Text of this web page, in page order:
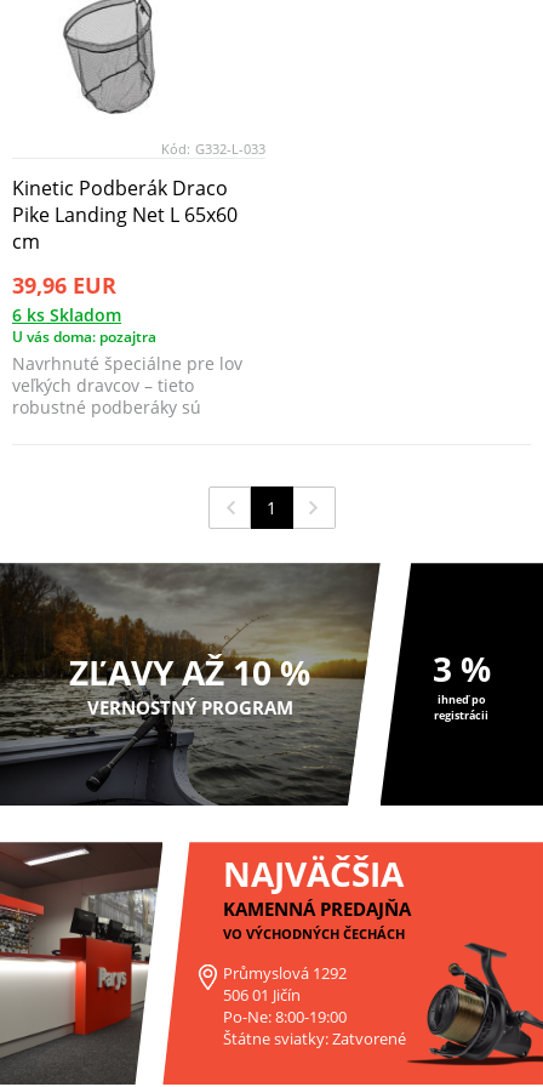
Kód: G332-L-033
Kinetic Podberák Draco
Pike Landing Net L 65x60
cm
39,96 EUR
6 ks Skladom
U vás doma: pozajtra
Navrhnuté špeciálne pre lov
veľkých dravcov – tieto
robustné podberáky sú
1
ZĽAVY AŽ 10 %
VERNOSTNÝ PROGRAM
3 %
ihneď po
registrácii
NAJVÄČŠIA
KAMENNÁ PREDAJŇA
VO VÝCHODNÝCH ČECHÁCH
Průmyslová 1292
506 01 Jičín
Po-Ne: 8:00-19:00
Štátne sviatky: Zatvorené